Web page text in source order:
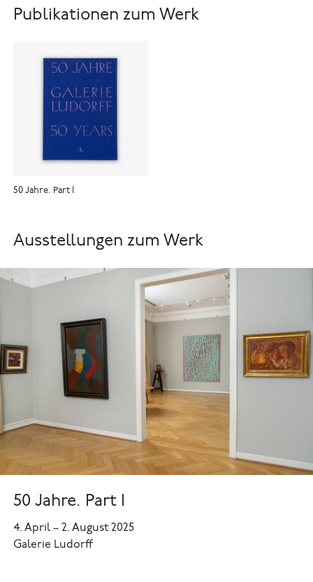
Publikationen zum Werk
50 Jahre. Part I
Ausstellungen zum Werk
50 Jahre. Part I
4. April–2. August 2025
Galerie Ludorff